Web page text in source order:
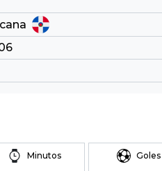
Minutos Goles